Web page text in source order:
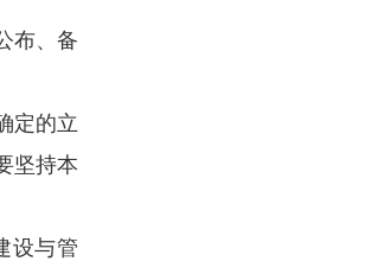
立法质量，促进依法行政，
规，结合我市实际，制定本
在法定权限内拟定提请市人